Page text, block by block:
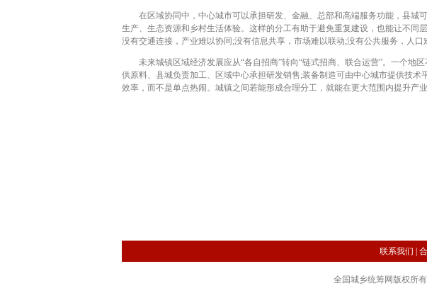
在区域协同中，中心城市可以承担研发、金融、总部和高端服务功能，县城
生产、生态资源和乡村生活体验。这样的分工有助于避免重复建设，也能让不同
没有交通连接，产业难以协同;没有信息共享，市场难以联动;没有公共服务，人口
未来城镇区域经济发展应从“各自招商”转向“链式招商、联合运营”。一个地
供原料、县城负责加工、区域中心承担研发销售;装备制造可由中心城市提供技
效率，而不是单点热闹。城镇之间若能形成合理分工，就能在更大范围内提升产业
联系我们
全国城乡统筹网版权所有